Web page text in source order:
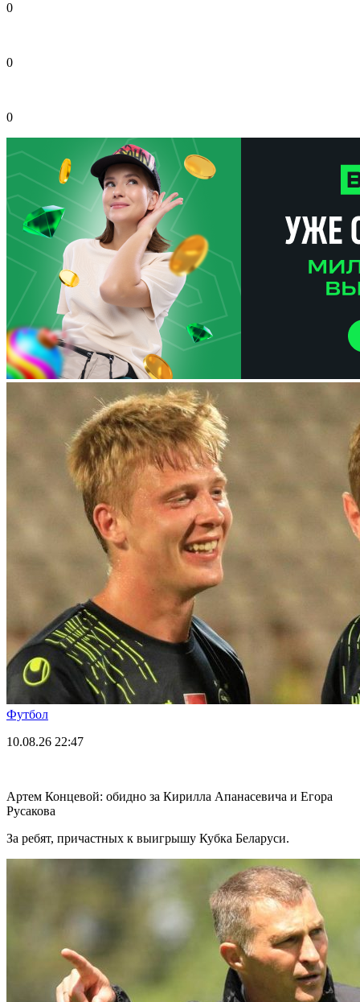
0
0
0
Футбол
10.08.26 22:47
Артем Концевой: обидно за Кирилла Апанасевича и Егора
Русакова
За ребят, причастных к выигрышу Кубка Беларуси.